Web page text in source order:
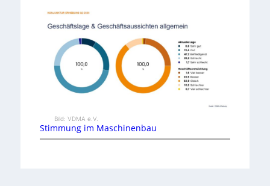
Bild: VDMA e.V.
Stimmung im Maschinenbau